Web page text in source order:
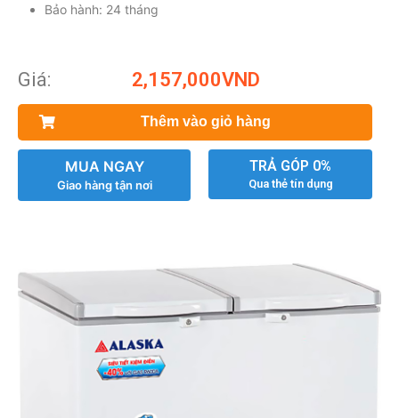
Bảo hành: 24 tháng
Giá: 2,157,000VND
Thêm vào giỏ hàng
MUA NGAY
Giao hàng tận nơi
TRẢ GÓP 0%
Qua thẻ tín dụng